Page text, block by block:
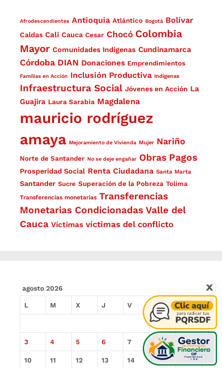
Afrodescendientes Antioquia Atlántico Bogotá Bolívar
Caldas Cali Cauca Cesar Chocó Colombia
Mayor Comunidades Indígenas Cundinamarca
Córdoba DIAN Donaciones Emprendimientos
Familias en Acción Inclusión Productiva Indígenas
Infraestructura Social Jóvenes en Acción La
Guajira Laura Sarabia Magdalena
mauricio rodríguez
amaya Mejoramiento de Vivienda Mujer Nariño
Norte de Santander No se deje engañar Obras Pagos
Prosperidad Social Renta Ciudadana Santa Marta
Santander Sucre Superación de la Pobreza Tolima
Transferencias monetarias Transferencias
Monetarias Condicionadas Valle del
Cauca Víctimas víctimas del conflicto
agosto 2026
L M X J V S D
1 2
3 4 5 6 7 8 9
10 11 12 13 14 15 16